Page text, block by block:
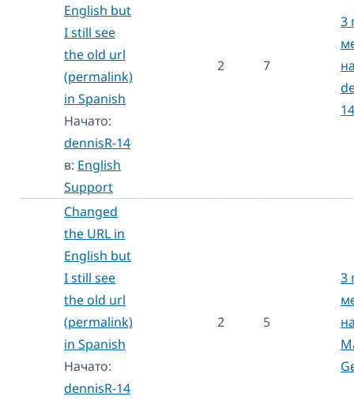
English but
I still see
the old url
(permalink)
in Spanish
Начато:
dennisR-14
в: English
Support
2 7
3
14
Changed
the URL in
English but
I still see
the old url
(permalink)
in Spanish
Начато:
dennisR-14
2 5
3